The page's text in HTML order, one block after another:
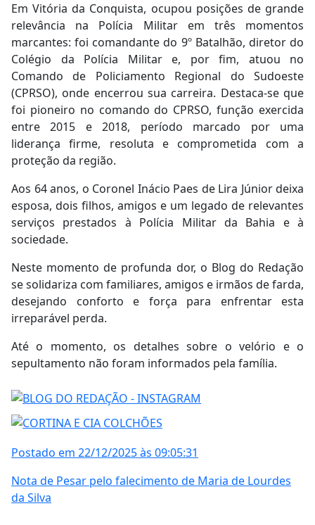
Em Vitória da Conquista, ocupou posições de grande
relevância na Polícia Militar em três momentos
marcantes: foi comandante do 9º Batalhão, diretor do
Colégio da Polícia Militar e, por fim, atuou no
Comando de Policiamento Regional do Sudoeste
(CPRSO), onde encerrou sua carreira. Destaca-se que
foi pioneiro no comando do CPRSO, função exercida
entre 2015 e 2018, período marcado por uma
liderança firme, resoluta e comprometida com a
proteção da região.
Aos 64 anos, o Coronel Inácio Paes de Lira Júnior deixa
esposa, dois filhos, amigos e um legado de relevantes
serviços prestados à Polícia Militar da Bahia e à
sociedade.
Neste momento de profunda dor, o Blog do Redação
se solidariza com familiares, amigos e irmãos de farda,
desejando conforto e força para enfrentar esta
irreparável perda.
Até o momento, os detalhes sobre o velório e o
sepultamento não foram informados pela família.
Postado em 22/12/2025 às 09:05:31
Nota de Pesar pelo falecimento de Maria de Lourdes
da Silva